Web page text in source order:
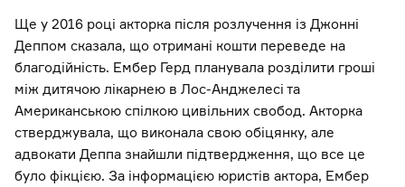
Ще у 2016 році акторка після розлучення із Джонні
Деппом сказала, що отримані кошти переведе на
благодійність. Ембер Герд планувала розділити гроші
між дитячою лікарнею в Лос-Анджелесі та
Американською спілкою цивільних свобод. Акторка
стверджувала, що виконала свою обіцянку, але
адвокати Деппа знайшли підтвердження, що все це
було фікцією. За інформацією юристів актора, Ембер